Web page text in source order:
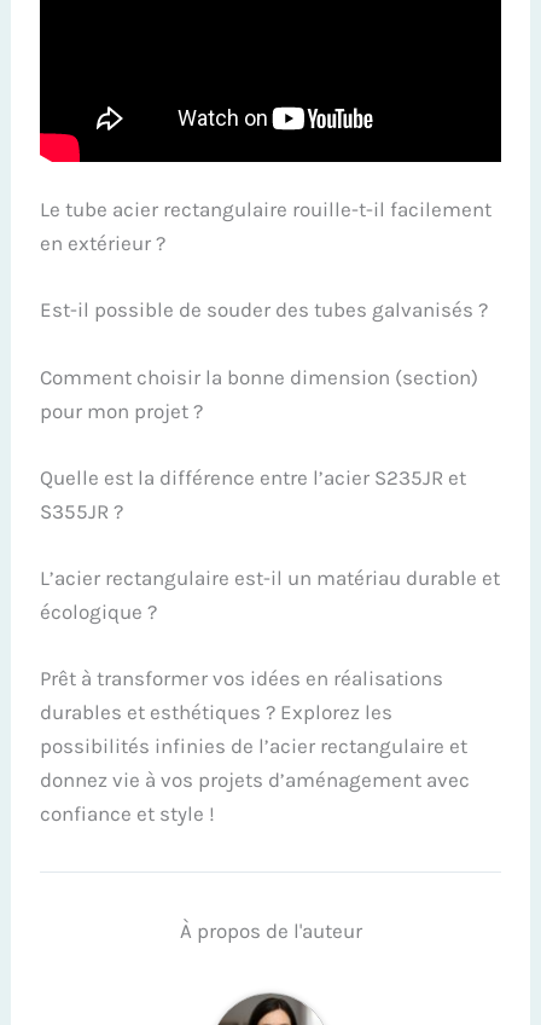
Le tube acier rectangulaire rouille-t-il facilement
en extérieur ?
Est-il possible de souder des tubes galvanisés ?
Comment choisir la bonne dimension (section)
pour mon projet ?
Quelle est la différence entre l’acier S235JR et
S355JR ?
L’acier rectangulaire est-il un matériau durable et
écologique ?
Prêt à transformer vos idées en réalisations
durables et esthétiques ? Explorez les
possibilités infinies de l’acier rectangulaire et
donnez vie à vos projets d’aménagement avec
confiance et style !
À propos de l'auteur